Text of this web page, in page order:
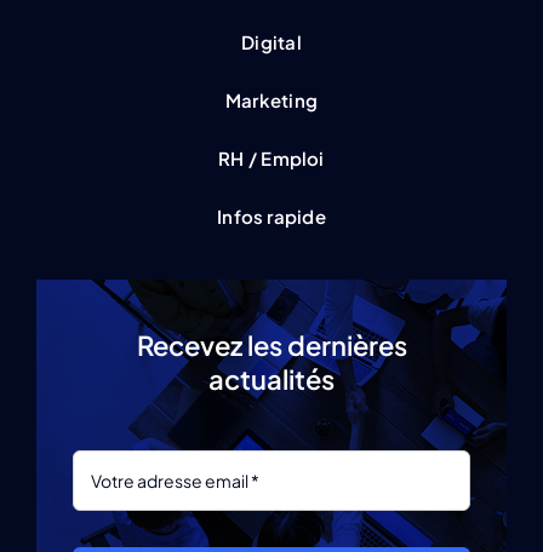
Digital
Marketing
RH / Emploi
Infos rapide
Recevez les dernières
actualités